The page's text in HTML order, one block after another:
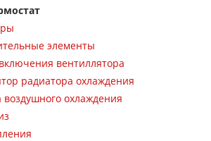
элементы
вентиллятора
радиатора охлаждения
воздушного охлаждения